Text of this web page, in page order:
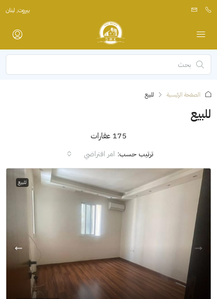
بيروت, لبنان
الصفحة الرئيسية للبيع
للبيع
175 عقارات
ترتيب حسب: امر افتراضي
للبيع